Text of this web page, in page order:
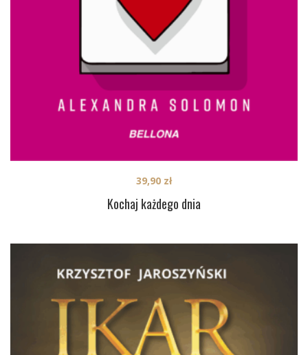
Kochaj każdego dnia
39,90 zł